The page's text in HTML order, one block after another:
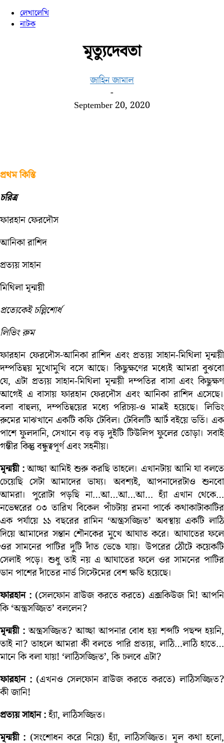
লেখালেখি
নাটক
মৃত্যুদেবতা
জাহিন জামাল
-
September 20, 2020
প্রথম কিস্তি
চরিত্র
ফারহান ফেরদৌস
আনিকা রাশিদ
প্রত্যয় সাহান
মিথিলা মৃন্ময়ী
প্রত্যেকেই চল্লিশোর্ধ
লিভিং রুম
ফারহান ফেরদৌস-আনিকা রাশিদ এবং প্রত্যয় সাহান-মিথিলা মৃন্ময়ী
দম্পতিদ্বয় মুখোমুখি বসে আছে। কিছুক্ষণের মধ্যেই আমরা বুঝবো
যে, এটা প্রত্যয় সাহান-মিথিলা মৃন্ময়ী দম্পতির বাসা এবং কিছুক্ষণ
আগেই এ বাসায় ফারহান ফেরদৌস এবং আনিকা রাশিদ এসেছে।
বলা বাহুল্য, দম্পতিদ্বয়ের মধ্যে পরিচয়-ও মাত্রই হয়েছে। লিভিং
রুমের মাঝখানে একটি কফি টেবিল। টেবিলটি আর্ট বইয়ে ভর্তি। এক
পাশে ফুলদানি, সেখানে বড় বড় দুইটি টিউলিপ ফুলের তোড়া। সবাই
গম্ভীর কিন্তু বন্ধুত্বপূর্ণ এবং সহনীয়।
মৃন্ময়ী :আচ্ছা আমিই শুরু করছি তাহলে। এখানটায় আমি যা বলতে
চেয়েছি সেটা আমাদের ভাষ্য। অবশ্যই, আপনাদেরটাও শুনবো
আমরা। পুরোটা পড়ছি না…আ…আ…আ… হ্যাঁ এখান থেকে…
নভেম্বরের ০৩ তারিখ বিকেল পাঁচটায় রমনা পার্কে কথাকাটাকাটির
এক পর্যায়ে ১১ বছরের রামিন ‘অস্ত্রসজ্জিত’ অবস্থায় একটি লাঠি
দিয়ে আমাদের সন্তান শৌনকের মুখে আঘাত করে। আঘাতের ফলে
ওর সামনের পাটির দুটি দাঁত ভেঙে যায়। উপরের ঠোঁটে কয়েকটি
সেলাই পড়ে। শুধু তাই নয় এ আঘাতের ফলে ওর সামনের পাটির
ডান পাশের দাঁতের নার্ভ সিস্টেমের বেশ ক্ষতি হয়েছে।
ফারহান :(সেলফোন ব্রাউজ করতে করতে) এক্সকিউজ মি! আপনি
কি ‘অস্ত্রসজ্জিত’ বললেন?
মৃন্ময়ী :অস্ত্রসজ্জিত? আচ্ছা আপনার বোধ হয় শব্দটি পছন্দ হয়নি,
তাই না? তাহলে আমরা কী বলতে পারি প্রত্যয়, লাঠি…লাঠি হাতে…
মানে কি বলা যায়! ‘লাঠিসজ্জিত’, কি চলবে এটা?
ফারহান : (এখনও সেলফোন ব্রাউজ করতে করতে) লাঠিসজ্জিত?
কী জানি!
প্রত্যয় সাহান :হ্যাঁ, লাঠিসজ্জিত।
মৃন্ময়ী : (সংশোধন করে নিয়ে) হ্যাঁ, লাঠিসজ্জিত। মূল কথা হলো,